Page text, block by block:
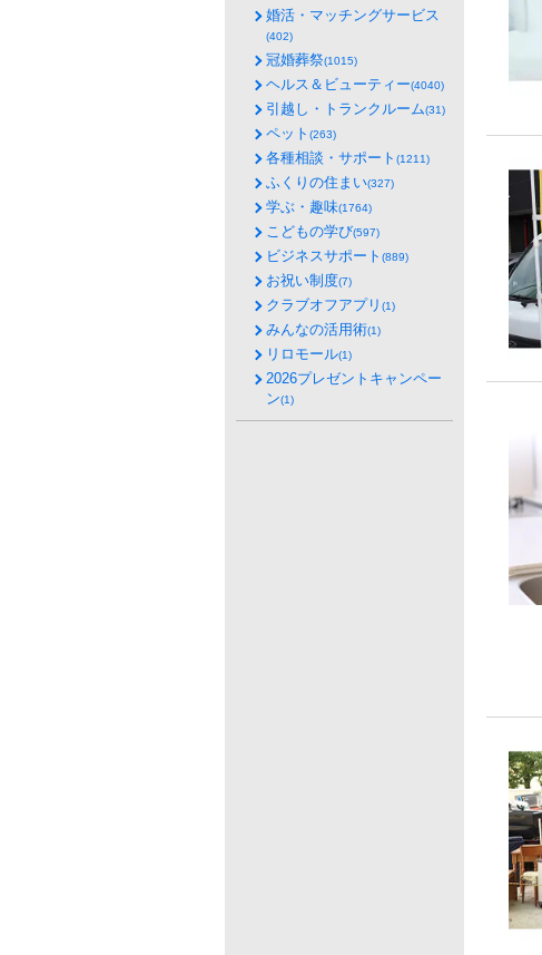
婚活・マッチングサービス
(402)
冠婚葬祭(1015)
ヘルス＆ビューティー(4040)
引越し・トランクルーム(31)
ペット (263)
各種相談・サポート (1211)
ふくりの住まい(327)
学ぶ・趣味(1764)
こどもの学び(597)
ビジネスサポート (889)
お祝い制度(7)
クラブオフアプリ (1)
みんなの活用術(1)
リロモール(1)
2026プレゼントキャンペー
ン(1)